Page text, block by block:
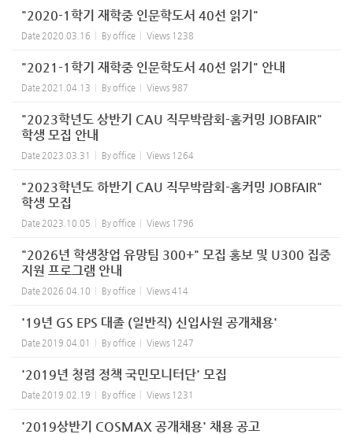
"2020-1학기 재학중 인문학도서 40선 읽기"
Date 2020.03.16 Byoffice Views 1238
"2021-1학기 재학중 인문학도서 40선 읽기" 안내
Date 2021.04.13 Byoffice Views 987
"2023학년도 상반기 CAU 직무박람회-홈커밍 JOBFAIR"
학생 모집 안내
Date 2023.03.31 Byoffice Views 1264
"2023학년도 하반기 CAU 직무박람회-홈커밍 JOBFAIR"
학생 모집
Date 2023.10.05 Byoffice Views 1796
"2026년 학생창업 유망팀 300+" 모집 홍보 및 U300 집중
지원 프로그램 안내
Date 2026.04.10 Byoffice Views 414
'19년 GS EPS 대졸 (일반직) 신입사원 공개채용'
Date 2019.04.01 Byoffice Views 1247
'2019년 청렴 정책 국민모니터단' 모집
Date 2019.02.19 Byoffice Views 1231
'2019상반기 COSMAX 공개채용' 채용 공고